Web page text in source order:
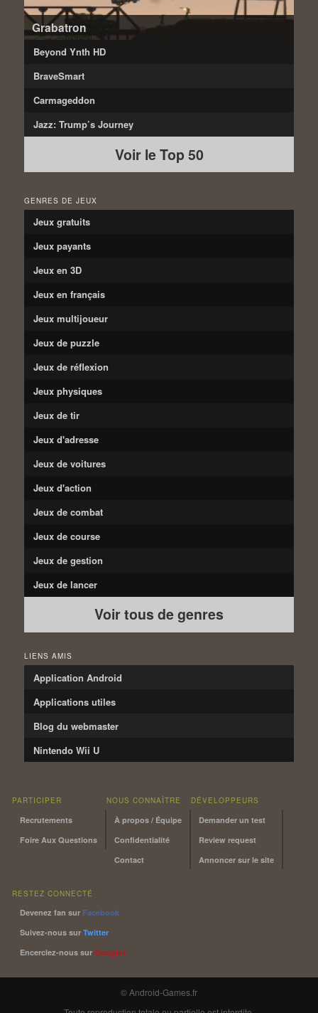
Grabatron
Beyond Ynth HD
BraveSmart
Carmageddon
Jazz: Trump’s Journey
Voir le Top 50
GENRES DE JEUX
Jeux gratuits
Jeux payants
Jeux en 3D
Jeux en français
Jeux multijoueur
Jeux de puzzle
Jeux de réflexion
Jeux physiques
Jeux de tir
Jeux d'adresse
Jeux de voitures
Jeux d'action
Jeux de combat
Jeux de course
Jeux de gestion
Jeux de lancer
Voir tous de genres
LIENS AMIS
Application Android
Applications utiles
Blog du webmaster
Nintendo Wii U
PARTICIPER
Recrutements
Foire Aux Questions
NOUS CONNAÎTRE
À propos / Équipe
Confidentialité
Contact
DÉVELOPPEURS
Demander un test
Review request
Annoncer sur le site
RESTEZ CONNECTÉ
Devenez fan sur Facebook
Suivez-nous sur Twitter
Encerclez-nous sur Google+
© Android-Games.fr